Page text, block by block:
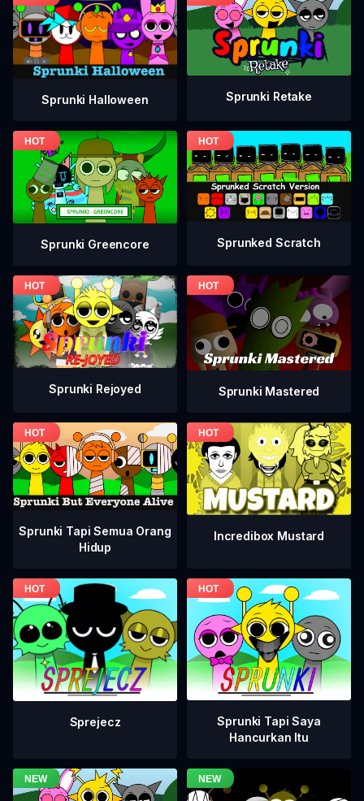
Sprunki Halloween Sprunki Retake
Sprunki Greencore Sprunked Scratch
Sprunki Rejoyed Sprunki Mastered
Sprunki Tapi Semua Orang
Hidup
Incredibox Mustard
Sprejecz
Sprunki Tapi Saya
Hancurkan Itu